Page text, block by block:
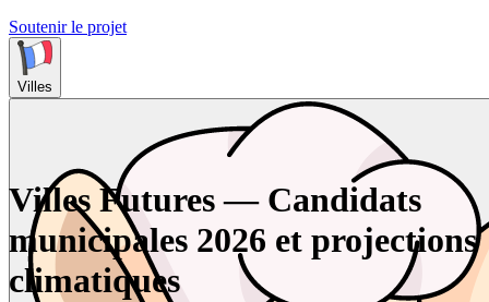
Soutenir le projet
Villes
Villes Futures — Candidats
municipales 2026 et projections
climatiques